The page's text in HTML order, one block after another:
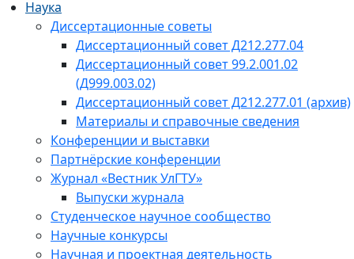
Наука
Диссертационные советы
Диссертационный совет Д212.277.04
Диссертационный совет 99.2.001.02
(Д999.003.02)
Диссертационный совет Д212.277.01 (архив)
Материалы и справочные сведения
Конференции и выставки
Партнёрские конференции
Журнал «Вестник УлГТУ»
Выпуски журнала
Студенческое научное сообщество
Научные конкурсы
Научная и проектная деятельность